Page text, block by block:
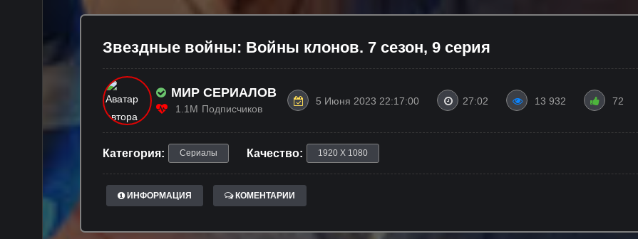
Звeздныe войны: Войны клонов. 7 сезон, 9 серия
МИР СЕРИАЛОВ
1.1M Подписчиков
5 Июня 2023 22:17:00 27:02 13 932 72
Категория: Сериалы Качество: 1920 X 1080
ИНФОРМАЦИЯ КОМЕНТАРИИ